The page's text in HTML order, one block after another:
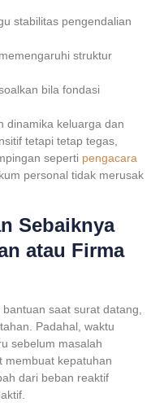
stabilitas pengendalian
struktur
bila fondasi
dinamika keluarga dan
tetapi tetap tegas,
seperti pengacara
personal tidak merusak
Sebaiknya
atau Firma
saat surat datang,
Padahal, waktu
sebelum masalah
membuat kepatuhan
dari beban reaktif